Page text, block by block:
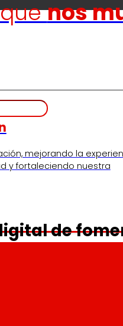
nos
mejorando la
y fortaleciendo nuestra
de